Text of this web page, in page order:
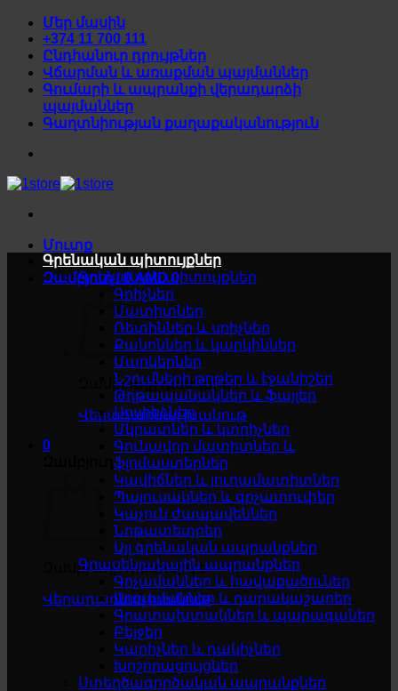
Skip
content
Մեր մասին
+374 11 700 111
Ընդհանուր դրույթներ
Վճարման և առաքման պայմաններ
Գումարի և ապրանքի վերադարձի
պայմաններ
Գաղտնիության քաղաքականություն
Մուտք
Զամբյուղ /0AMD 0
Զամբյուղը դատարկ է
Վերադառնալ խանութ
0
Զամբյուղը դատարկ է
Վերադառնալ խանութ
Գրենական պիտույքներ
Գրենական պիտույքներ
Գրիչներ
Մատիտներ
Ռետիններ և սրիչներ
Քանոններ և կարկիններ
Մարկերներ
Նշումների թղթեր և էջանիշեր
Թղթապանակներ և ֆայլեր
Սոսինձներ
Մկրատներ և կտրիչներ
Գունավոր մատիտներ և
ֆլոմաստերներ
Կավիճներ և յուղամատիտներ
Պայուսակներ և գրչատուփեր
Կպչուն ժապավեններ
Նոթատետրեր
Այլ գրենական ապրանքներ
Գրասենյակային ապրանքներ
Գրչամաններ և հավաքածուներ
Աղբամաններ և դարակաշարեր
Գրատախտակներ և պարագաներ
Բեյջեր
Կարիչներ և դակիչներ
Խոշորացույցներ
Ստեղծագործական ապրանքներ